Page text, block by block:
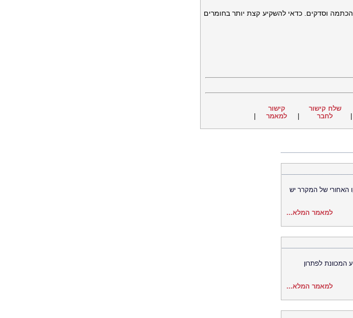
הכתמה וסדקים. כדאי להשקיע קצת יותר בחומרים
|
שלח קישור
לחבר
|
קישור
למאמר
|
של המקרר יש
למאמר המלא...
לפתרון
למאמר המלא...